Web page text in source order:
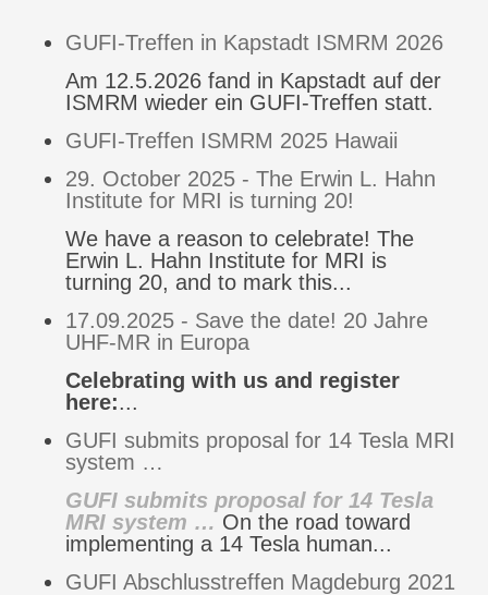
GUFI-Treffen in Kapstadt ISMRM 2026
Am 12.5.2026 fand in Kapstadt auf der
ISMRM wieder ein GUFI-Treffen statt.
GUFI-Treffen ISMRM 2025 Hawaii
29. October 2025 - The Erwin L. Hahn
Institute for MRI is turning 20!
We have a reason to celebrate! The
Erwin L. Hahn Institute for MRI is
turning 20, and to mark this...
17.09.2025 - Save the date! 20 Jahre
UHF-MR in Europa
Celebrating with us and register
here:...
GUFI submits proposal for 14 Tesla MRI
system …
GUFI submits proposal for 14 Tesla
MRI system … On the road toward
implementing a 14 Tesla human...
GUFI Abschlusstreffen Magdeburg 2021